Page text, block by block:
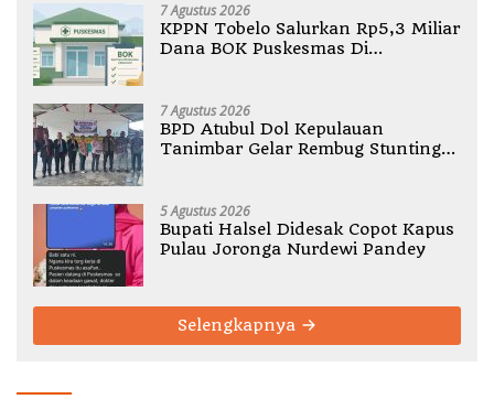
7 Agustus 2026
KPPN Tobelo Salurkan Rp5,3 Miliar
Dana BOK Puskesmas Di
7 Agustus 2026
BPD Atubul Dol Kepulauan
Tanimbar Gelar Rembug Stunting
5 Agustus 2026
Bupati Halsel Didesak Copot Kapus
Pulau Joronga Nurdewi Pandey
Selengkapnya